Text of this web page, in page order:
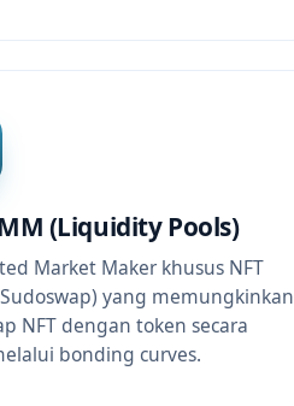
(Liquidity Pools)
Market Maker khusus NFT
yang memungkinkan
NFT dengan token secara
bonding curves.